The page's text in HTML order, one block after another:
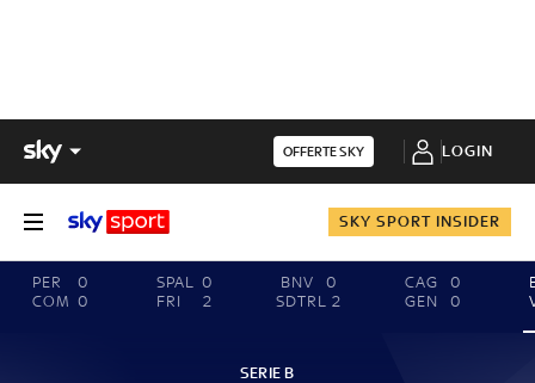
OFFERTE SKY LOGIN
SKY SPORT INSIDER
PER
0
COM 0
SPAL
0
FRI
2
BNV
0
SDTRL
2
CAG
0
GEN
0
SERIE B